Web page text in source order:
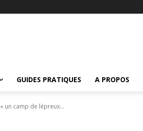
GUIDES PRATIQUES A PROPOS
un camp de lépreux...